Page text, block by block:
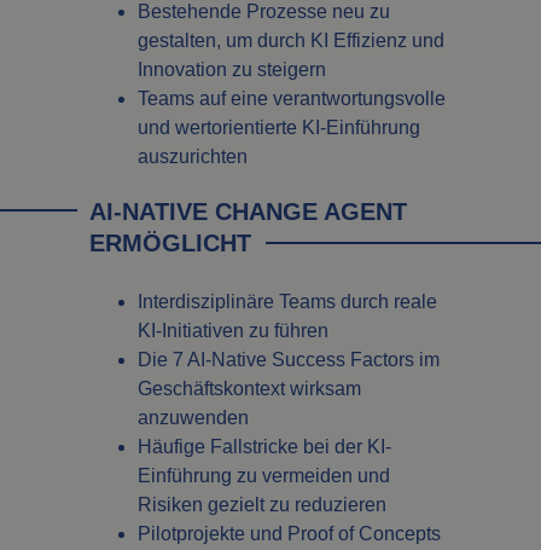
Bestehende Prozesse neu zu
gestalten, um durch KI Effizienz und
Innovation zu steigern
Teams auf eine verantwortungsvolle
und wertorientierte KI-Einführung
auszurichten
AI-NATIVE CHANGE AGENT
ERMÖGLICHT
Interdisziplinäre Teams durch reale
KI-Initiativen zu führen
Die 7 AI-Native Success Factors im
Geschäftskontext wirksam
anzuwenden
Häufige Fallstricke bei der KI-
Einführung zu vermeiden und
Risiken gezielt zu reduzieren
Pilotprojekte und Proof of Concepts